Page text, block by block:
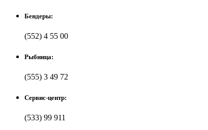
Бендеры:
(552) 4 55 00
Рыбница:
(555) 3 49 72
Сервис-центр:
(533) 99 911